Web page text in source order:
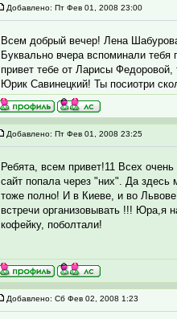
Добавлено: Пт Фев 01, 2008 23:00
Всем добрый вечер! Лена
Буквально вчера вспоминали
привет тебе от Ларисы
Юрик Савинецкий! Ты посиотри
Добавлено: Пт Фев 01, 2008 23:25
Ребята, всем привет!11 Всех
сайт попала через "них". Да здесь
тоже полно! И в Киеве, и во
встречи организовывать !!! Юра,я
кофейку, поболтали!
Добавлено: Сб Фев 02, 2008 1:23